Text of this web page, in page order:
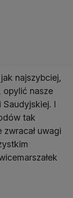
najszybciej,
opylić nasze
I
tak
uwagi